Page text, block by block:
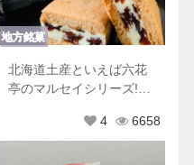
地方銘菓
北海道土産といえば六花
亭のマルセイシリーズ!他
4
6658